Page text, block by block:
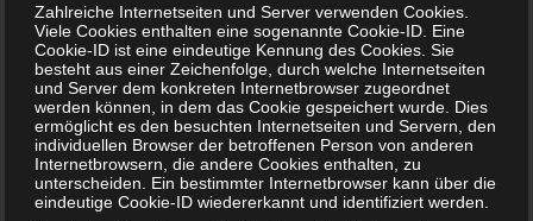
Zahlreiche Internetseiten und Server verwenden Cookies.
Viele Cookies enthalten eine sogenannte Cookie-ID. Eine
Cookie-ID ist eine eindeutige Kennung des Cookies. Sie
besteht aus einer Zeichenfolge, durch welche Internetseiten
und Server dem konkreten Internetbrowser zugeordnet
werden können, in dem das Cookie gespeichert wurde. Dies
ermöglicht es den besuchten Internetseiten und Servern, den
individuellen Browser der betroffenen Person von anderen
Internetbrowsern, die andere Cookies enthalten, zu
unterscheiden. Ein bestimmter Internetbrowser kann über die
eindeutige Cookie-ID wiedererkannt und identifiziert werden.